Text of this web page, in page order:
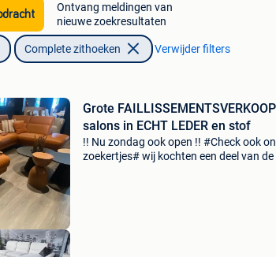
Ontvang meldingen van
nieuwe zoekresultaten
Complete zithoeken Verwijder filters
Grote
salons in ECHT LEDER en stof
!! Nu zondag ook open !! #Check ook
zoekertjes# wij kochten een deel van